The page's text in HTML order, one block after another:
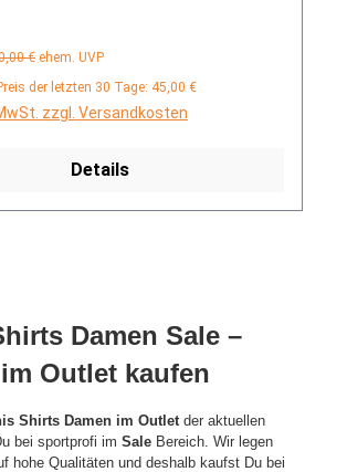
Preis:
€ ehem. UVP
der letzten 30 Tage: 45,00 €
zzgl. Versandkosten
Details
Damen Sale –
Outlet kaufen
Shirts Damen im Outlet der aktuellen
bei sportprofi im Sale Bereich. Wir legen
hohe Qualitäten und deshalb kaufst Du bei